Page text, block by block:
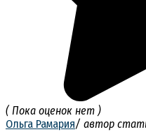
( Пока оценок нет )
Ольга Рамария/ автор